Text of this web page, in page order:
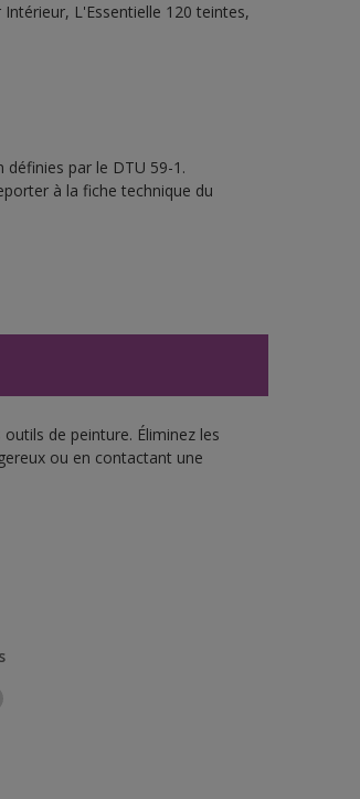
L'Essentielle 120 teintes,
par le DTU 59-1.
à la fiche technique du
de peinture. Éliminez les
ou en contactant une